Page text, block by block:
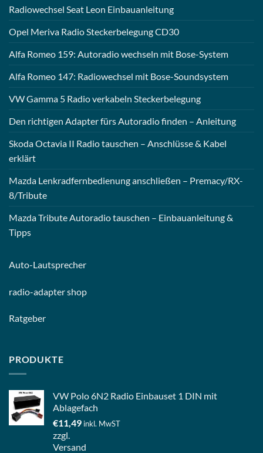
Radiowechsel Seat Leon Einbauanleitung
Opel Meriva Radio Steckerbelegung CD30
Alfa Romeo 159: Autoradio wechseln mit Bose-System
Alfa Romeo 147: Radiowechsel mit Bose-Soundsystem
VW Gamma 5 Radio verkabeln Steckerbelegung
Den richtigen Adapter fürs Autoradio finden – Anleitung
Skoda Octavia II Radio tauschen – Anschlüsse & Kabel
erklärt
Mazda Lenkradfernbedienung anschließen – Premacy/RX-
8/Tribute
Mazda Tribute Autoradio tauschen – Einbauanleitung &
Tipps
Auto-Lautsprecher
radio-adapter shop
Ratgeber
PRODUKTE
VW Polo 6N2 Radio Einbauset 1 DIN mit
Ablagefach
€11,49 inkl. MwST
zzgl.
Versand